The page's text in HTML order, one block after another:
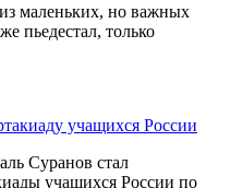
маленьких, но важных
пьедестал, только
учащихся России
Суранов стал
учащихся России по